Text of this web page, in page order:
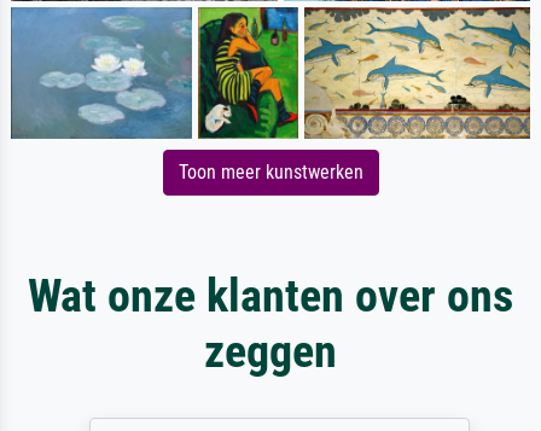
Toon meer kunstwerken
Wat onze klanten over ons
zeggen